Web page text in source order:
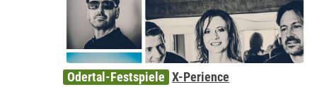
Odertal-Festspiele X-Perience